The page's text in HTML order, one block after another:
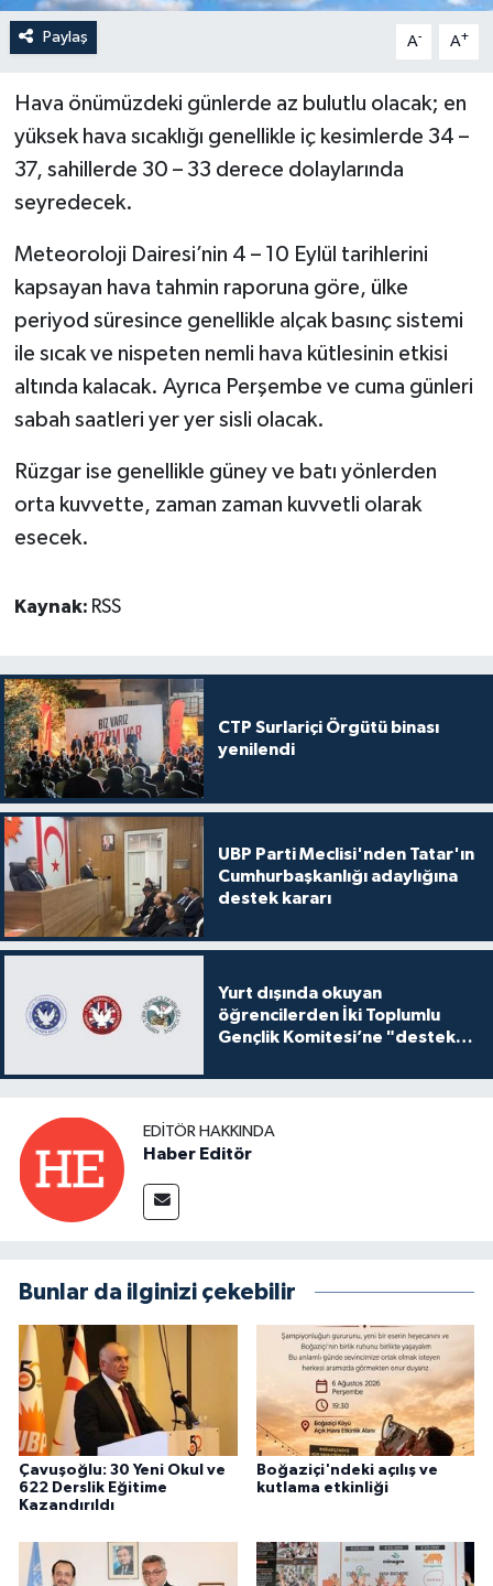
Paylaş A- A+
Hava önümüzdeki günlerde az bulutlu olacak; en
yüksek hava sıcaklığı genellikle iç kesimlerde 34 –
37, sahillerde 30 – 33 derece dolaylarında
seyredecek.
Meteoroloji Dairesi’nin 4 – 10 Eylül tarihlerini
kapsayan hava tahmin raporuna göre, ülke
periyod süresince genellikle alçak basınç sistemi
ile sıcak ve nispeten nemli hava kütlesinin etkisi
altında kalacak. Ayrıca Perşembe ve cuma günleri
sabah saatleri yer yer sisli olacak.
Rüzgar ise genellikle güney ve batı yönlerden
orta kuvvette, zaman zaman kuvvetli olarak
esecek.
Kaynak: RSS
CTP Surlariçi Örgütü binası
yenilendi
UBP Parti Meclisi'nden Tatar'ın
Cumhurbaşkanlığı adaylığına
destek kararı
Yurt dışında okuyan
öğrencilerden İki Toplumlu
Gençlik Komitesi’ne "destek
EDITÖR HAKKINDA
Haber Editör
Bunlar da ilginizi çekebilir
Çavuşoğlu: 30 Yeni Okul ve
622 Derslik Eğitime
Kazandırıldı
Boğaziçi'ndeki açılış ve
kutlama etkinliği